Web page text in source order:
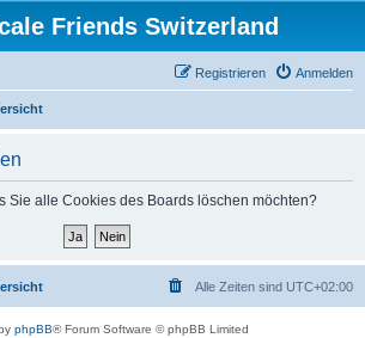
Friends Switzerland
Anmelden
Registrieren
Sie alle Cookies des Boards löschen möchten?
Alle Zeiten sind UTC+02:00
phpBB® Forum Software © phpBB Limited